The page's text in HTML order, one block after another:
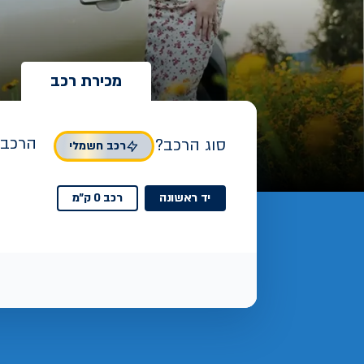
מכירת רכב
סוג הרכב? רכב חשמלי
יד ראשונה רכב 0 ק"מ